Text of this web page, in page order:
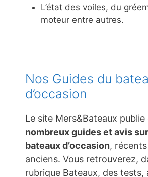
L’état des voiles, du
moteur entre autres.
Nos Guides du
d’occasion
Le site Mers&Bateaux publie
nombreux guides et avis
bateaux d’occasion,
anciens. Vous retrouverez,
rubrique Bateaux, des tests,